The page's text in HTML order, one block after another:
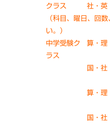
クラス
社・英
（科目、曜日、回
い。）
中学受験ク
ラス
算・理
国・社
算・理
国・社